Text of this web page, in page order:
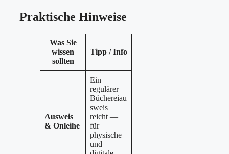
Praktische Hinweise
Was Sie
wissen
sollten
Tipp / Info
Ausweis
& Onleihe
Ein
regulärer
Büchereiau
sweis
reicht —
für
physische
und